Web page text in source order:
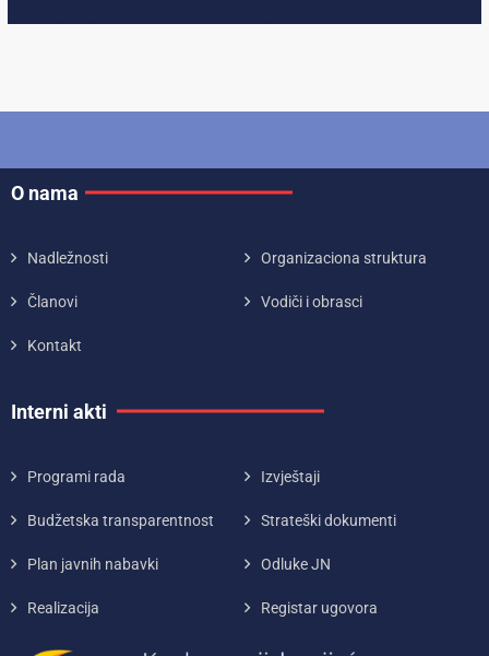
O nama
Nadležnosti Organizaciona struktura
Članovi Vodiči i obrasci
Kontakt
Interni akti
Programi rada Izvještaji
Budžetska transparentnost Strateški dokumenti
Plan javnih nabavki Odluke JN
Realizacija Registar ugovora